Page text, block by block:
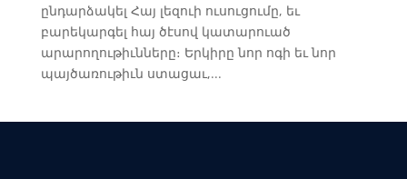
ընդարձակել Հայ լեզուի ուսուցումը, եւ
բարեկարգել հայ ծէսով կատարուած
արարողութիւնները։ Երկիրը նոր ոգի եւ նոր
պայծառութիւն ստացաւ,...